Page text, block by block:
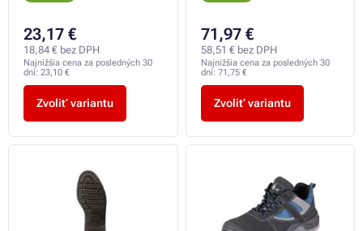
23,17 €
18,84 € bez DPH
Najnižšia cena za posledných 30
dní: 23,10 €
Zvoliť variantu
71,97 €
58,51 € bez DPH
Najnižšia cena za posledných 30
dní: 71,75 €
Zvoliť variantu